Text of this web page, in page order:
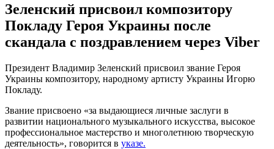
Зеленский присвоил композитору
Покладу Героя Украины после
скандала с поздравлением через Viber
Президент Владимир Зеленский присвоил звание Героя
Украины композитору, народному артисту Украины Игорю
Покладу.
Звание присвоено «за выдающиеся личные заслуги в
развитии национального музыкального искусства, высокое
профессиональное мастерство и многолетнюю творческую
деятельность», говорится в указе.